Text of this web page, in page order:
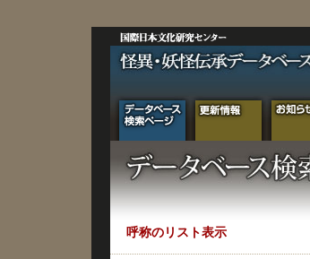
呼称のリスト表示